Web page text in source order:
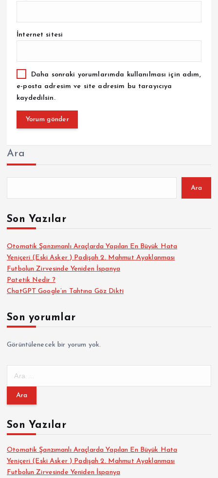
İnternet sitesi
Daha sonraki yorumlarımda kullanılması için adım,
e-posta adresim ve site adresim bu tarayıcıya
kaydedilsin.
Ara
Ara
Son Yazılar
Otomatik Şanzımanlı Araçlarda Yapılan En Büyük Hata
Yeniçeri (Eski Asker ) Padişah 2. Mahmut Ayaklanması
Futbolun Zirvesinde Yeniden İspanya
Patetik Nedir ?
ChatGPT Google’ın Tahtına Göz Dikti
Son yorumlar
Görüntülenecek bir yorum yok.
m
:Son Yazılar
Otomatik Şanzımanlı Araçlarda Yapılan En Büyük Hata
Yeniçeri (Eski Asker ) Padişah 2. Mahmut Ayaklanması
Futbolun Zirvesinde Yeniden İspanya